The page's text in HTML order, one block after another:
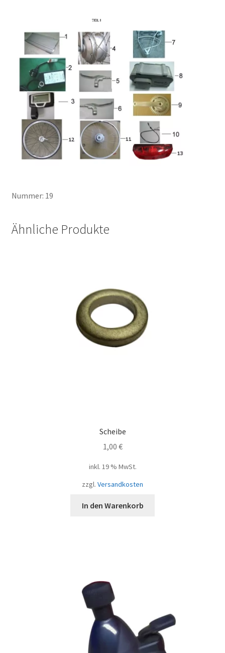
Nummer: 19
Ähnliche Produkte
Scheibe
1,00 €
inkl. 19 % MwSt.
zzgl. Versandkosten
In den Warenkorb